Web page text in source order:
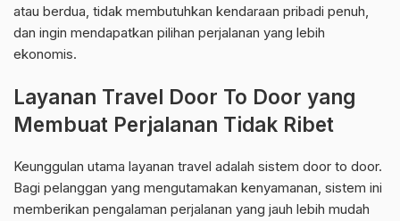
atau berdua, tidak membutuhkan kendaraan pribadi penuh,
dan ingin mendapatkan pilihan perjalanan yang lebih
ekonomis.
Layanan Travel Door To Door yang
Membuat Perjalanan Tidak Ribet
Keunggulan utama layanan travel adalah sistem door to door.
Bagi pelanggan yang mengutamakan kenyamanan, sistem ini
memberikan pengalaman perjalanan yang jauh lebih mudah